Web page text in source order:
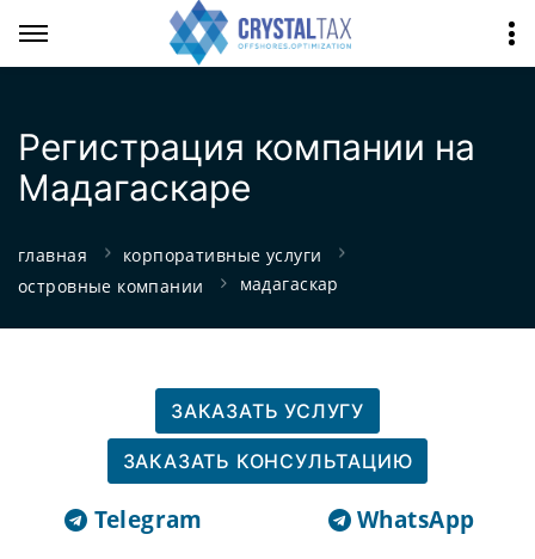
Регистрация компании на
Мадагаскаре
главная
корпоративные услуги
островные компании
мадагаскар
ЗАКАЗАТЬ УСЛУГУ
ЗАКАЗАТЬ КОНСУЛЬТАЦИЮ
Telegram WhatsApp